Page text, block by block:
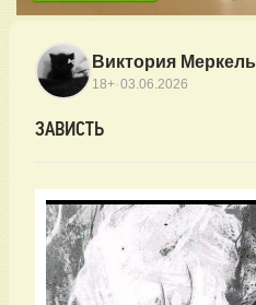
Виктория Меркель
18+·03.06.2026
ЗАВИСТЬ